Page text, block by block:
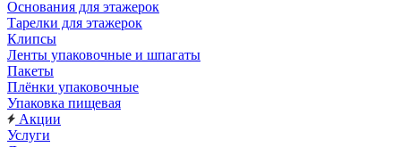
Основания для этажерок
Тарелки для этажерок
Клипсы
Ленты упаковочные и шпагаты
Пакеты
Плёнки упаковочные
Упаковка пищевая
Акции
Услуги